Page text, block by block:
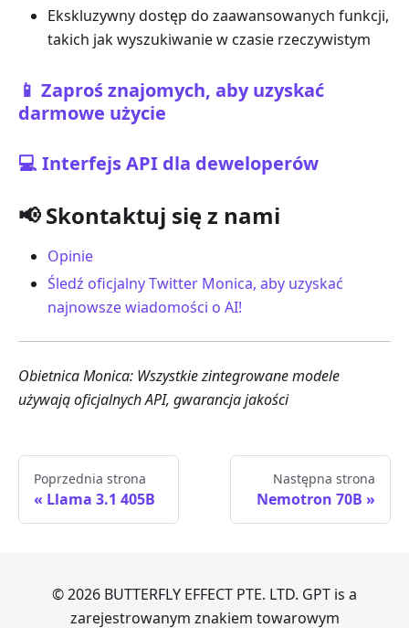
Ekskluzywny dostęp do zaawansowanych funkcji,
takich jak wyszukiwanie w czasie rzeczywistym
📱 Zaproś znajomych, aby uzyskać
darmowe użycie
💻 Interfejs API dla deweloperów
📢 Skontaktuj się z nami
Opinie
Śledź oficjalny Twitter Monica, aby uzyskać
najnowsze wiadomości o AI!
Obietnica Monica: Wszystkie zintegrowane modele
używają oficjalnych API, gwarancja jakości
Poprzednia strona
Llama 3.1 405B
Następna strona
Nemotron 70B
© 2026 BUTTERFLY EFFECT PTE. LTD. GPT is a
zarejestrowanym znakiem towarowym